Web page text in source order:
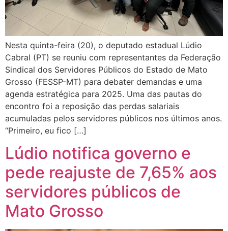
Nesta quinta-feira (20), o deputado estadual Lúdio
Cabral (PT) se reuniu com representantes da Federação
Sindical dos Servidores Públicos do Estado de Mato
Grosso (FESSP-MT) para debater demandas e uma
agenda estratégica para 2025. Uma das pautas do
encontro foi a reposição das perdas salariais
acumuladas pelos servidores públicos nos últimos anos.
“Primeiro, eu fico […]
Lúdio notifica governo e
pede reajuste de 7,65% aos
servidores públicos de
Mato Grosso